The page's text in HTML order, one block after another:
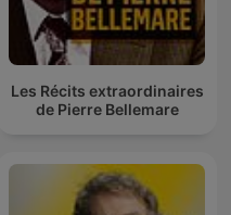
Les Récits extraordinaires
de Pierre Bellemare